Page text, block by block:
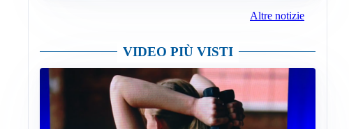
Altre notizie
VIDEO PIÙ VISTI